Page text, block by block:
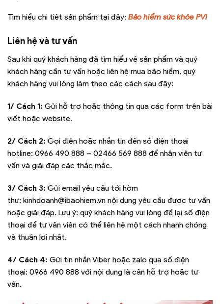
Tìm hiểu chi tiết sản phẩm tại đây: Bảo hiểm sức khỏe PVI
Liên hệ và tư vấn
Sau khi quý khách hàng đã tìm hiểu về sản phẩm và quý
khách hàng cần tư vấn hoặc liên hệ mua bảo hiểm, quý
khách hàng vui lòng làm theo các cách sau đây:
1/ Cách 1: Gửi hỗ trợ hoặc thông tin qua các form trên bài
viết hoặc website.
2/ Cách 2: Gọi điện hoặc nhắn tin đến số điện thoại
hotline: 0966 490 888 – 02466 569 888 để nhân viên tư
vấn và giải đáp các thắc mắc.
3/ Cách 3: Gửi email yêu cầu tới hòm
thư: kinhdoanh@ibaohiem.vn nội dung yêu cầu được tư vấn
hoặc giải đáp. Lưu ý: quý khách hàng vui lòng để lại số điện
thoại để tư vấn viên có thể liên hệ một cách nhanh chóng
và thuận lợi nhất.
4/ Cách 4: Gửi tin nhắn Viber hoặc zalo qua số điện
thoại: 0966 490 888 với nội dung là cần hỗ trợ hoặc tư
vấn.